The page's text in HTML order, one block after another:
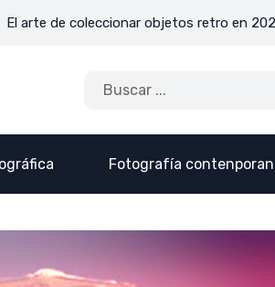
coleccionar objetos retro en 2026
Fotografía